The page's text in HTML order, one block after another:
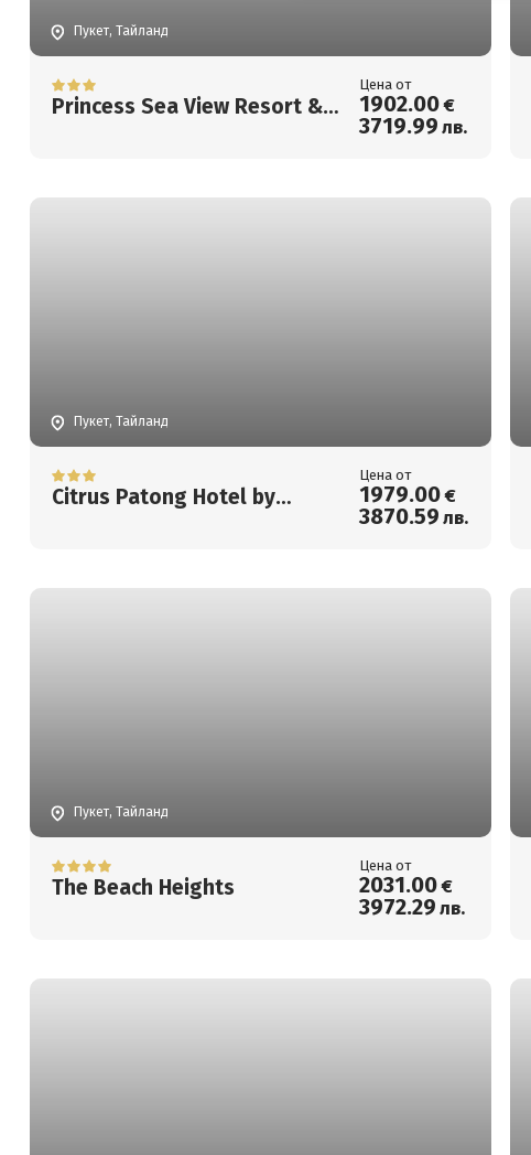
Пукет, Тайланд
Princess Sea View Resort &
Цена от
1902.00€
3719.99лв.
Пукет, Тайланд
Citrus Patong Hotel by
Цена от
1979.00€
3870.59лв.
Пукет, Тайланд
The Beach Heights
Цена от
2031.00€
3972.29лв.